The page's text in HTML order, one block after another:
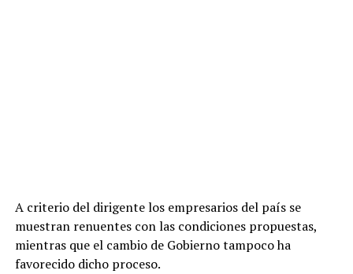
A criterio del dirigente los empresarios del país se
muestran renuentes con las condiciones propuestas,
mientras que el cambio de Gobierno tampoco ha
favorecido dicho proceso.